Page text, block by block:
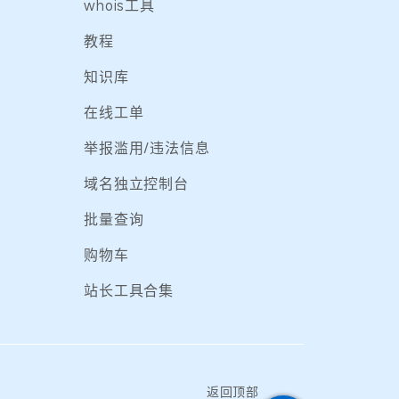
whois工具
教程
知识库
在线工单
举报滥用/违法信息
域名独立控制台
批量查询
购物车
站长工具合集
返回顶部